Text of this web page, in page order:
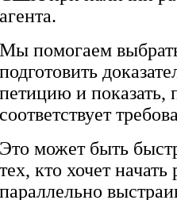
агента.
Мы помогаем
подготовить
петицию и показать,
соответствует
Это может быть
тех, кто хочет
параллельно